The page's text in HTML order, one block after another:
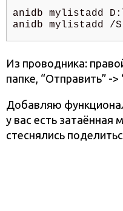
anidb mylistadd
anidb mylistadd /
Из проводника:
папке, “Отправить” -
Добавляю
у вас есть затаённая
стеснялись